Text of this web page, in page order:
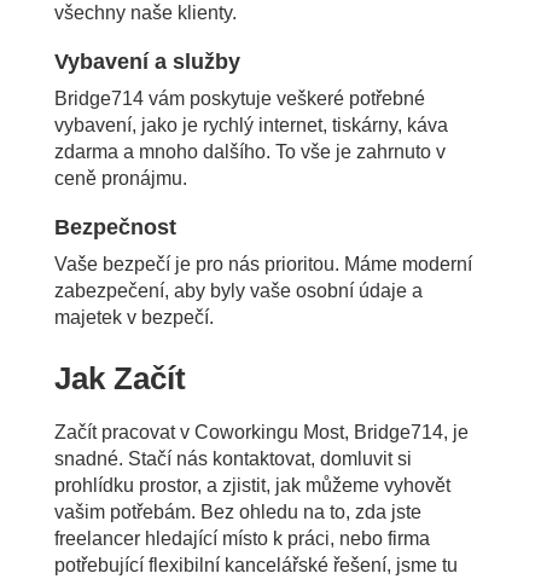
všechny naše klienty.
Vybavení a služby
Bridge714 vám poskytuje veškeré potřebné
vybavení, jako je rychlý internet, tiskárny, káva
zdarma a mnoho dalšího. To vše je zahrnuto v
ceně pronájmu.
Bezpečnost
Vaše bezpečí je pro nás prioritou. Máme moderní
zabezpečení, aby byly vaše osobní údaje a
majetek v bezpečí.
Jak Začít
Začít pracovat v Coworkingu Most, Bridge714, je
snadné. Stačí nás kontaktovat, domluvit si
prohlídku prostor, a zjistit, jak můžeme vyhovět
vašim potřebám. Bez ohledu na to, zda jste
freelancer hledající místo k práci, nebo firma
potřebující flexibilní kancelářské řešení, jsme tu